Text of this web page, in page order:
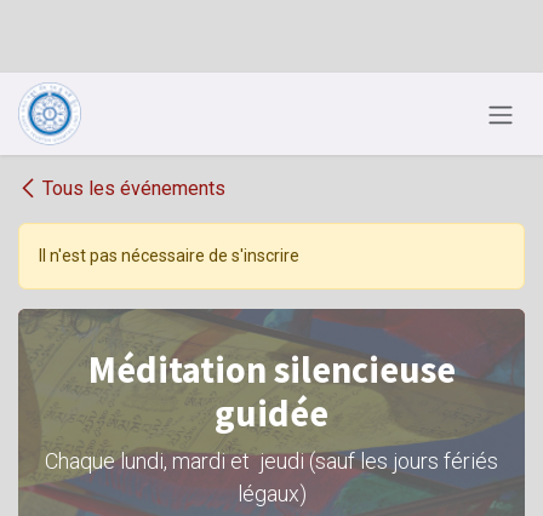
Se rendre au contenu
Tous les événements
Il n'est pas nécessaire de s'inscrire
Méditation silencieuse
guidée
Chaque lundi, mardi et jeudi (sauf les jours fériés
légaux)